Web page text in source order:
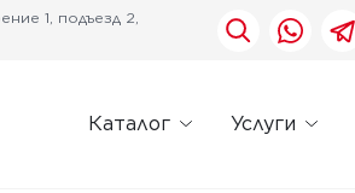
1, подъезд 2,
Каталог Услуги